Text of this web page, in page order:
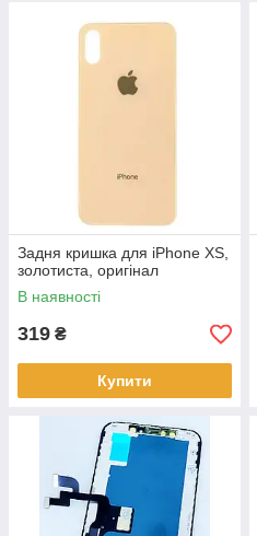
Задня кришка для iPhone XS,
золотиста, оригінал
В наявності
319 ₴
Купити